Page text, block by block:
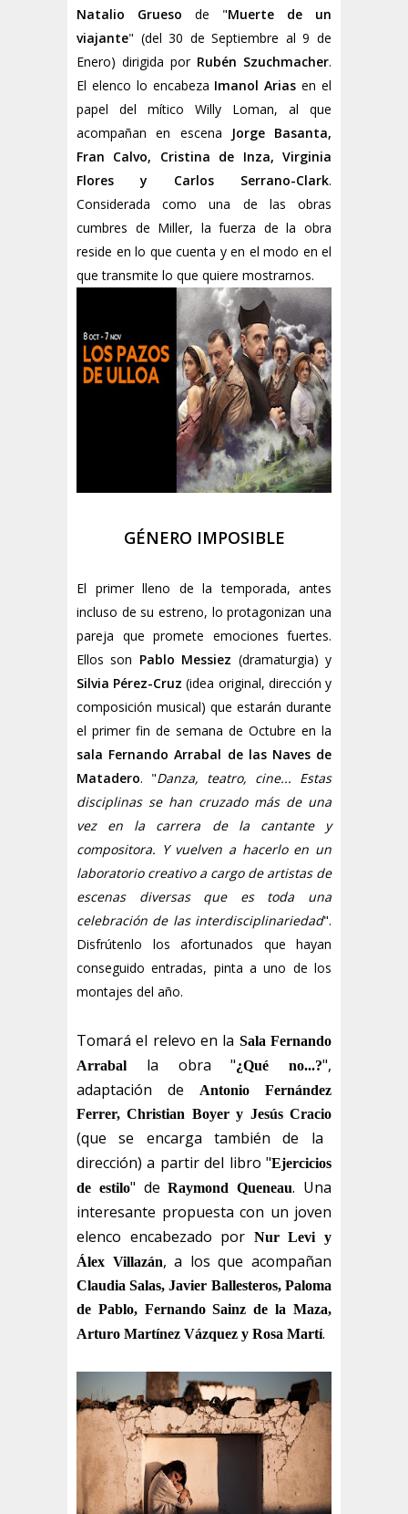
Natalio Grueso de "Muerte de un
viajante" (del 30 de Septiembre al 9 de
Enero) dirigida por Rubén Szuchmacher.
El elenco lo encabeza Imanol Arias en el
papel del mítico Willy Loman, al que
acompañan en escena
Jorge Basanta,
Fran Calvo, Cristina de Inza, Virginia
Flores y Carlos Serrano-Clark.
Considerada como una de las obras
cumbres de Miller, la fuerza de la obra
reside en lo que cuenta y en el modo en el
que transmite lo que quiere mostrarnos.
GÉNERO IMPOSIBLE
El primer lleno de la temporada, antes
incluso de su estreno, lo protagonizan una
pareja que promete emociones fuertes.
Ellos son Pablo Messiez (dramaturgia) y
Silvia Pérez-Cruz (idea original, dirección y
composición musical) que estarán durante
el primer fin de semana de Octubre en la
sala Fernando Arrabal de las Naves de
Matadero. "Danza, teatro, cine... Estas
disciplinas se han cruzado más de una
vez en la carrera de la cantante y
compositora. Y vuelven a hacerlo en un
laboratorio creativo a cargo de artistas de
escenas diversas que es toda una
celebración de las interdisciplinariedad".
Disfrútenlo los afortunados que hayan
conseguido entradas, pinta a uno de los
montajes del año.
Tomará el relevo en la Sala Fernando
Arrabal
la obra "¿Qué no...?",
adaptación de
Antonio Fernández
Ferrer, Christian Boyer y Jesús Cracio
(que se encarga también de la
dirección) a partir del libro "Ejercicios
de estilo" deRaymond Queneau. Una
interesante propuesta con un joven
elenco encabezado por Nur Levi y
Álex Villazán, a los que acompañan
Claudia Salas, Javier Ballesteros, Paloma
de Pablo, Fernando Sainz de la Maza,
Arturo Martínez Vázquez y Rosa Martí.